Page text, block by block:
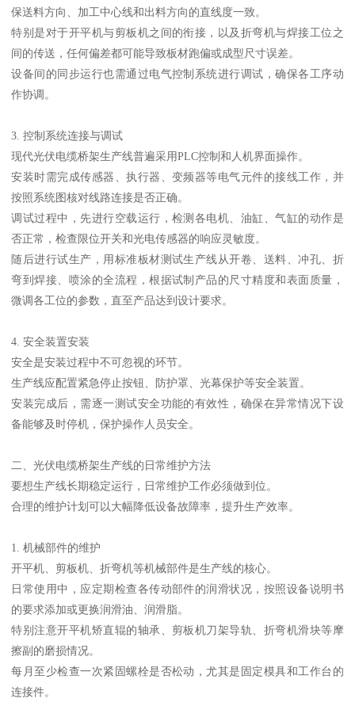
保送料方向、加工中心线和出料方向的直线度一致。
特别是对于开平机与剪板机之间的衔接，以及折弯机与焊接工位之
间的传送，任何偏差都可能导致板材跑偏或成型尺寸误差。
设备间的同步运行也需通过电气控制系统进行调试，确保各工序动
作协调。
3. 控制系统连接与调试
现代光伏电缆桥架生产线普遍采用PLC控制和人机界面操作。
安装时需完成传感器、执行器、变频器等电气元件的接线工作，并
按照系统图核对线路连接是否正确。
调试过程中，先进行空载运行，检测各电机、油缸、气缸的动作是
否正常，检查限位开关和光电传感器的响应灵敏度。
随后进行试生产，用标准板材测试生产线从开卷、送料、冲孔、折
弯到焊接、喷涂的全流程，根据试制产品的尺寸精度和表面质量，
微调各工位的参数，直至产品达到设计要求。
4. 安全装置安装
安全是安装过程中不可忽视的环节。
生产线应配置紧急停止按钮、防护罩、光幕保护等安全装置。
安装完成后，需逐一测试安全功能的有效性，确保在异常情况下设
备能够及时停机，保护操作人员安全。
二、光伏电缆桥架生产线的日常维护方法
要想生产线长期稳定运行，日常维护工作必须做到位。
合理的维护计划可以大幅降低设备故障率，提升生产效率。
1. 机械部件的维护
开平机、剪板机、折弯机等机械部件是生产线的核心。
日常使用中，应定期检查各传动部件的润滑状况，按照设备说明书
的要求添加或更换润滑油、润滑脂。
特别注意开平机矫直辊的轴承、剪板机刀架导轨、折弯机滑块等摩
擦副的磨损情况。
每月至少检查一次紧固螺栓是否松动，尤其是固定模具和工作台的
连接件。